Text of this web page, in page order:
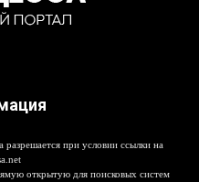
при условии ссылки на
открытую для поисковых систем